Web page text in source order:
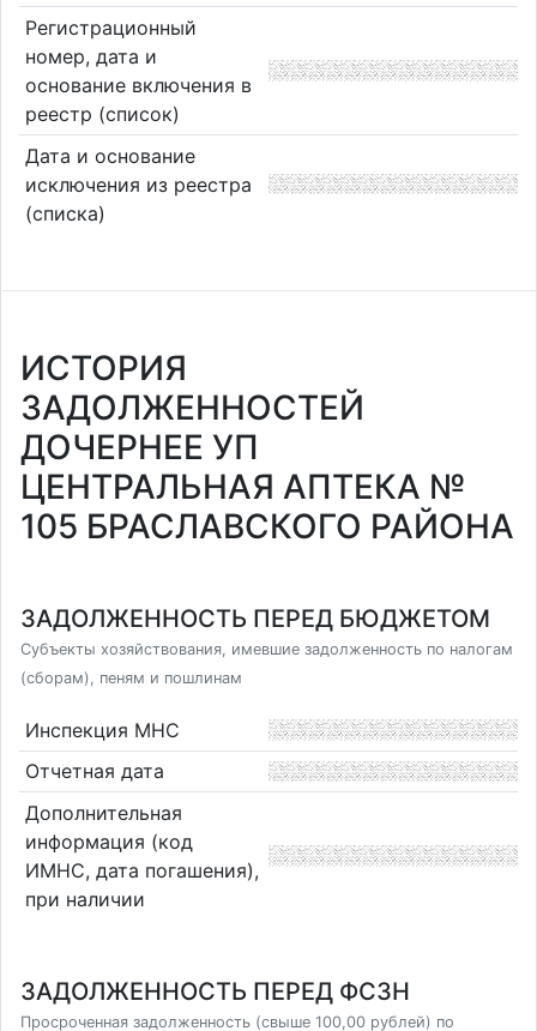
Регистрационный
номер, дата и
основание включения в
реестр (список)
Дата и основание
исключения из реестра
(списка)
ИСТОРИЯ
ЗАДОЛЖЕННОСТЕЙ
ДОЧЕРНЕЕ УП
ЦЕНТРАЛЬНАЯ АПТЕКА №
105 БРАСЛАВСКОГО РАЙОНА
ЗАДОЛЖЕННОСТЬ ПЕРЕД БЮДЖЕТОМ
Субъекты хозяйствования, имевшие задолженность по налогам
(сборам), пеням и пошлинам
Инспекция МНС
Отчетная дата
Дополнительная
информация (код
ИМНС, дата погашения),
при наличии
ЗАДОЛЖЕННОСТЬ ПЕРЕД ФСЗН
Просроченная задолженность (свыше 100,00 рублей) по